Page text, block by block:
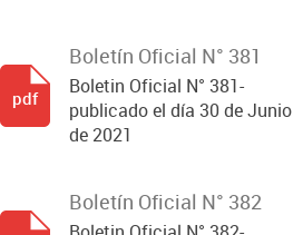
Boletín Oficial N° 381
Boletin Oficial N° 381-
publicado el día 30 de Junio
de 2021
pdf
Boletín Oficial N° 382